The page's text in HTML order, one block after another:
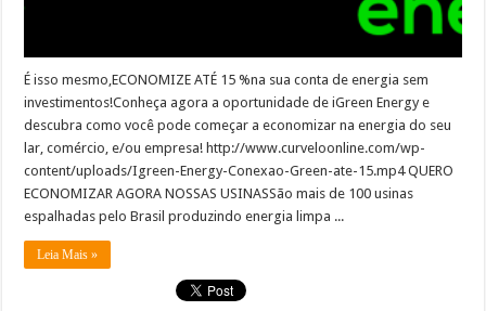
É isso mesmo,ECONOMIZE ATÉ 15 %na sua conta de energia sem
investimentos!Conheça agora a oportunidade de iGreen Energy e
descubra como você pode começar a economizar na energia do seu
lar, comércio, e/ou empresa! http://www.curveloonline.com/wp-
content/uploads/Igreen-Energy-Conexao-Green-ate-15.mp4 QUERO
ECONOMIZAR AGORA NOSSAS USINASSão mais de 100 usinas
espalhadas pelo Brasil produzindo energia limpa ...
Leia Mais »